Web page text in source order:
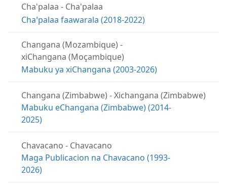
Cha'palaa - Cha'palaa
Chaꞌpalaa faawarala (2018-2022)
Changana (Mozambique) -
xiChangana (Moçambique)
Mabuku ya xiChangana (2003-2026)
Changana (Zimbabwe) -Xichangana (Zimbabwe)
Mabuku eChangana (Zimbabwe) (2014-
2025)
Chavacano - Chavacano
Maga Publicacion na Chavacano (1993-
2026)